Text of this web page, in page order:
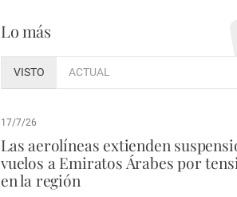
Lo más
VISTO ACTUAL
17/7/26
Las aerolíneas extienden
vuelos a Emiratos Árabes por
en la región